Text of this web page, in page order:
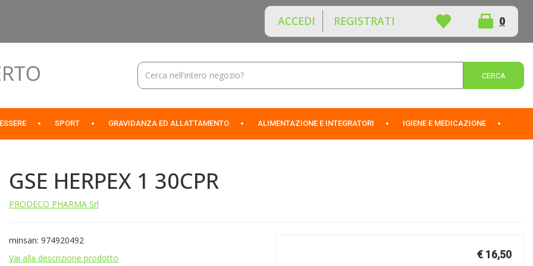
ACCEDI REGISTRATI 0
ARTICOLI
INSERITI
Cerca
Prodotto
SPORT GRAVIDANZA ED ALLATTAMENTO ALIMENTAZIONE E INTEGRATORI IGIENE E MEDICAZIONE
GSE HERPEX 1 30CPR
PRODECO PHARMA Srl
minsan: 974920492
Vai alla descrizione prodotto
€ 16,50